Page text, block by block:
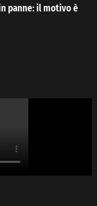
panne: il motivo è